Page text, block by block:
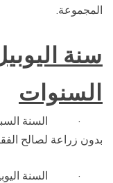
المجموعة.
سنة
السنوات
·
بدون زراعة لصالح
· السنة اليوبيلية كل